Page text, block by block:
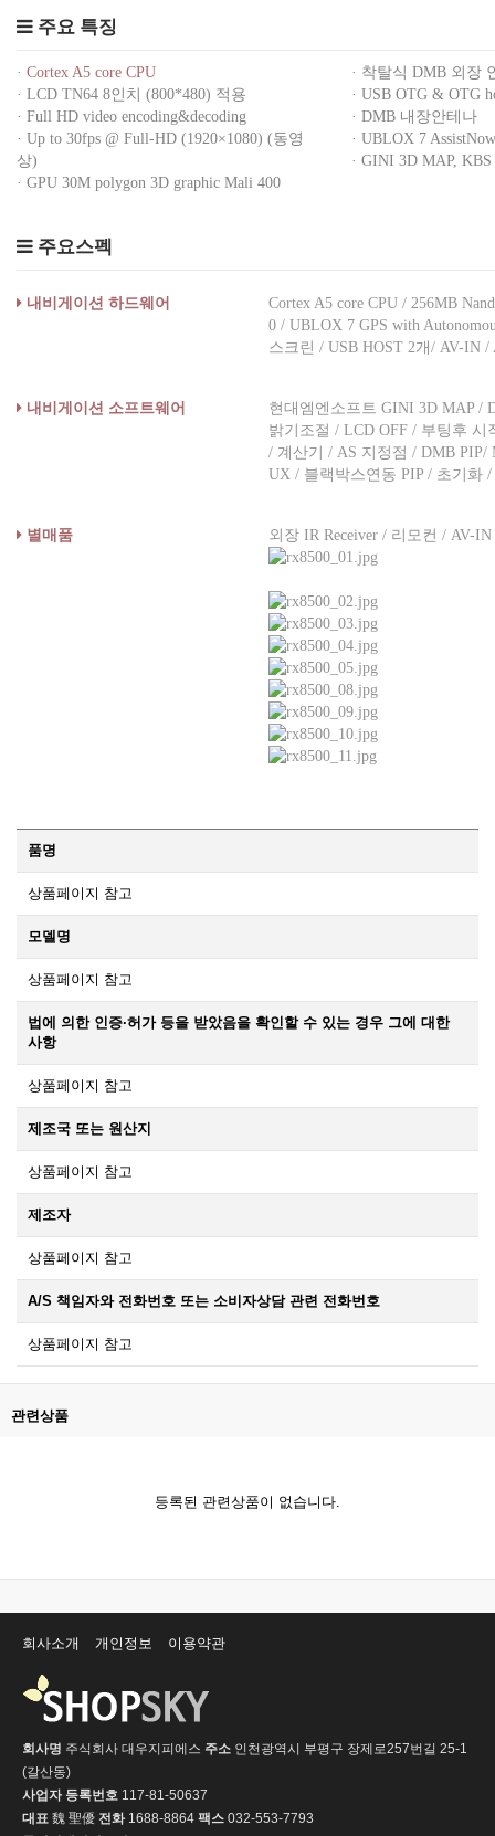
주요 특징
· Cortex A5 core CPU
· LCD TN64 8인치 (800*480) 적용
· Full HD video encoding&decoding
· Up to 30fps @ Full-HD (1920×1080) (동영
상)
· GPU 30M polygon 3D graphic Mali 400
· 착탈식 DMB 외장
· USB OTG & OTG
· DMB 내장안테나
· UBLOX 7
· GINI 3D MAP,
주요스펙
내비게이션 하드웨어
Cortex A5 core CPU / 256MB
0 / UBLOX 7 GPS with
스크린 / USB HOST 2개/ AV-IN
내비게이션 소프트웨어
현대엠엔소프트 GINI 3D MAP /
밝기조절 / LCD OFF / 부팅후
/ 계산기 / AS 지정점 / DMB PIP/
UX / 블랙박스연동 PIP / 초기화
별매품 외장 IR Receiver / 리모컨 / AV-
품명
상품페이지 참고
모델명
상품페이지 참고
법에 의한 인증·허가 등을 받았음을 확인할 수 있는 경우 그에 대한
사항
상품페이지 참고
제조국 또는 원산지
상품페이지 참고
제조자
상품페이지 참고
A/S 책임자와 전화번호 또는 소비자상담 관련 전화번호
상품페이지 참고
관련상품
등록된 관련상품이 없습니다.
회사소개 개인정보 이용약관
회사명 주식회사 대우지피에스 주소 인천광역시 부평구 장제로257번길 25-1
(갈산동)
사업자 등록번호 117-81-50637
대표 魏 聖優 전화1688-8864 팩스 032-553-7793